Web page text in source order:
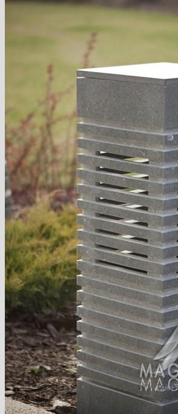
košík
Blog
Hľadať:
Hľadať:
Košík
Žiadne produkty v košíku.